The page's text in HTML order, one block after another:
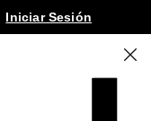
Iniciar Sesión